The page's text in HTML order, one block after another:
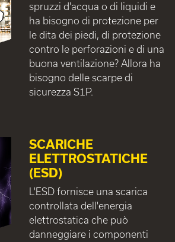
spruzzi d'acqua o di liquidi e
ha bisogno di protezione per
le dita dei piedi, di protezione
contro le perforazioni e di una
buona ventilazione? Allora ha
bisogno delle scarpe di
sicurezza S1P.
SCARICHE
ELETTROSTATICHE
(ESD)
L'ESD fornisce una scarica
controllata dell'energia
elettrostatica che può
danneggiare i componenti